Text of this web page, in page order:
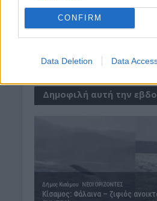
CONFIRM
Data Deletion Data
ΕΝΔΙΑΦΕΡΟΝΤΑ
Tα ζώδια της
7 Αυγούστου 2026
Δημοφιλή αυτή την